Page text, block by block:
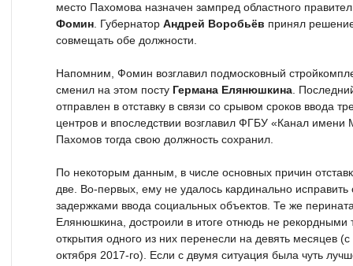
место Пахомова назначен зампред областного
Фомин . Губернатор Андрей Воробьёв принял
совмещать обе должности.
Напомним, Фомин возглавил подмосковный
сменил на этом посту Германа Елянюшкина .
отправлен в отставку в связи со срывом сроков ввода
центров и впоследствии возглавил ФГБУ «Канал имени
Пахомов тогда свою должность сохранил.
По некоторым данным, в числе основных причин
две. Во-первых, ему не удалось кардинально
задержками ввода социальных объектов. Те же
Елянюшкина, достроили в итоге отнюдь не рекордными
открытия одного из них перенесли на девять месяцев
октября 2017-го). Если с двумя ситуация была чуть